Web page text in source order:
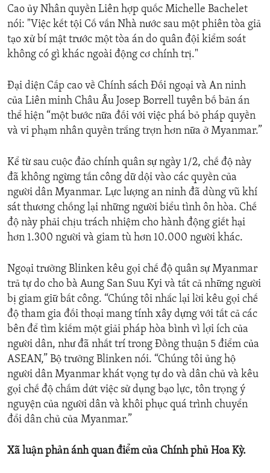
Cao ủy Nhân quyền Liên hợp quốc Michelle Bachelet
nói: "Việc kết tội Cố vấn Nhà nước sau một phiên tòa giả
tạo xử bí mật trước một tòa án do quân đội kiểm soát
không có gì khác ngoài động cơ chính trị."
Đại diện Cấp cao về Chính sách Đối ngoại và An ninh
của Liên minh Châu Âu Josep Borrell tuyên bố bản án
thể hiện “một bước nữa đối với việc phá bỏ pháp quyền
và vi phạm nhân quyền trắng trợn hơn nữa ở Myanmar.”
Kể từ sau cuộc đảo chính quân sự ngày 1/2, chế độ này
đã không ngừng tấn công dữ dội vào các quyền của
người dân Myanmar. Lực lượng an ninh đã dùng vũ khí
sát thương chống lại những người biểu tình ôn hòa. Chế
độ này phải chịu trách nhiệm cho hành động giết hại
hơn 1.300 người và giam tù hơn 10.000 người khác.
Ngoại trưởng Blinken kêu gọi chế độ quân sự Myanmar
trả tự do cho bà Aung San Suu Kyi và tất cả những người
bị giam giữ bất công. “Chúng tôi nhắc lại lời kêu gọi chế
độ tham gia đối thoại mang tính xây dựng với tất cả các
bên để tìm kiếm một giải pháp hòa bình vì lợi ích của
người dân, như đã nhất trí trong Đồng thuận 5 điểm của
ASEAN,” Bộ trưởng Blinken nói. “Chúng tôi ủng hộ
người dân Myanmar khát vọng tự do và dân chủ và kêu
gọi chế độ chấm dứt việc sử dụng bạo lực, tôn trọng ý
nguyện của người dân và khôi phục quá trình chuyển
đổi dân chủ của Myanmar.”
Xã luận phản ánh quan điểm của Chính phủ Hoa Kỳ.